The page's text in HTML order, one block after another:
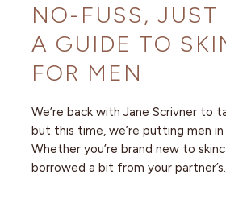
NO-FUSS, JUST
A GUIDE TO
FOR MEN
We’re back with Jane Scrivner to
but this time, we’re putting men
Whether you’re brand new to
borrowed a bit from your